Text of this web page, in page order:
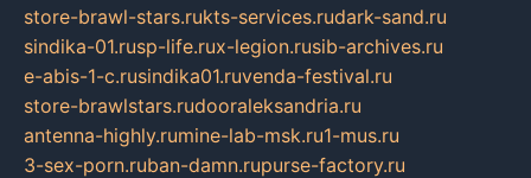
store-brawl-stars.rukts-services.rudark-sand.ru
sindika-01.rusp-life.rux-legion.rusib-archives.ru
e-abis-1-c.rusindika01.ruvenda-festival.ru
store-brawlstars.rudooraleksandria.ru
antenna-highly.rumine-lab-msk.ru1-mus.ru
3-sex-porn.ruban-damn.rupurse-factory.ru